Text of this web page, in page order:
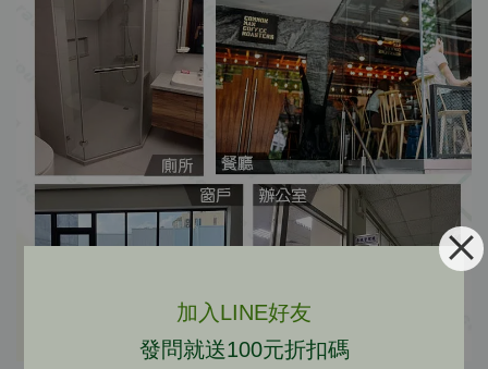
加入LINE好友
發問就送100元折扣碼